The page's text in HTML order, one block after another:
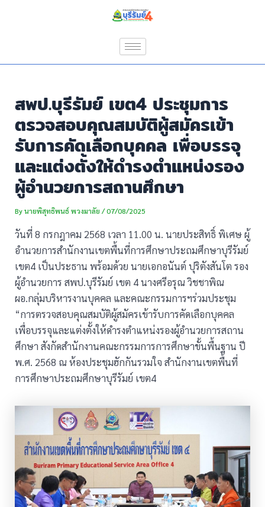
สพป.บุรีรัมย์ เขต4 ประชุมการ
ตรวจสอบคุณสมบัติผู้สมัครเข้า
รับการคัดเลือกบุคคล เพื่อบรรจุ
และแต่งตั้งให้ดำรงตำแหน่งรอง
ผู้อำนวยการสถานศึกษา
Byนายพิสุทธิพนธ์ พวงมาลัย/07/08/2025
วันที่ 8 กรกฎาคม 2568 เวลา 11.00 น. นายประสิทธิ์ พิเศษ ผู้
อำนวยการสำนักงานเขตพื้นที่การศึกษาประถมศึกษาบุรีรัมย์
เขต4 เป็นประธาน พร้อมด้วย นายเอกอนันต์ ปุริตังสันโต รอง
ผู้อำนวยการ สพป.บุรีรัมย์ เขต 4 นางศรีอรุณ วิชชาพิณ
ผอ.กลุ่มบริหารงานบุคคล และคณะกรรมการฯร่วมประชุม
“การตรวจสอบคุณสมบัติผู้สมัครเข้ารับการคัดเลือกบุคคล
เพื่อบรรจุและแต่งตั้งให้ดำรงตำแหน่งรองผู้อำนวยการสถาน
ศึกษา สังกัดสำนักงานคณะกรรมการการศึกษาขั้นพื้นฐาน ปี
พ.ศ. 2568 ณ ห้องประชุมฮักกันรวมใจ สำนักงานเขตพื้นที่
การศึกษาประถมศึกษาบุรีรัมย์ เขต4